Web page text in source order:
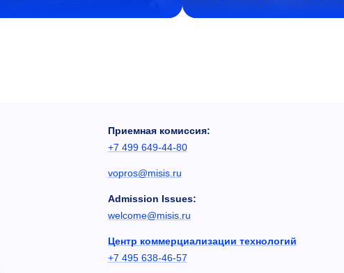
Приемная комиссия:
+7 499 649-44-80
vopros@misis.ru
Admission Issues:
welcome@misis.ru
Центр коммерциализации технологий
+7 495 638-46-57